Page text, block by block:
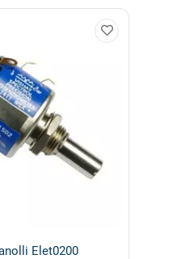
Elet0200